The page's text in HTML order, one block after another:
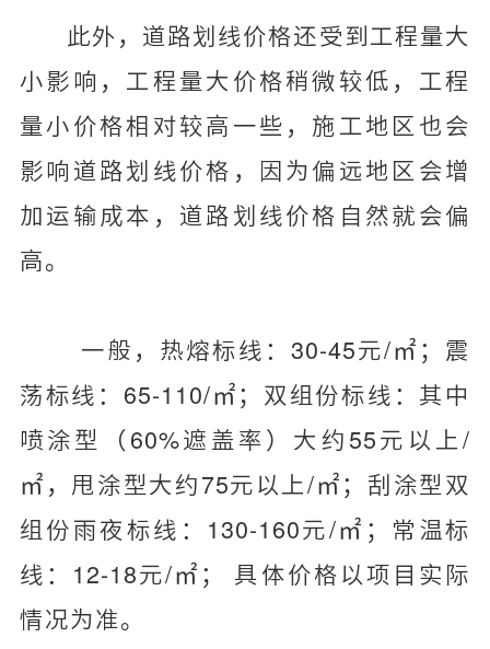
此外，道路划线价格还受到工程量大
小影响，工程量大价格稍微较低，工程
量小价格相对较高一些，施工地区也会
影响道路划线价格，因为偏远地区会增
加运输成本，道路划线价格自然就会偏
高。
一般，热熔标线：30-45元/㎡；震
荡标线：65-110/㎡；双组份标线：其中
喷涂型（60%遮盖率）大约55元以上/
㎡，甩涂型大约75元以上/㎡；刮涂型双
组份雨夜标线：130-160元/㎡；常温标
线：12-18元/㎡； 具体价格以项目实际
情况为准。